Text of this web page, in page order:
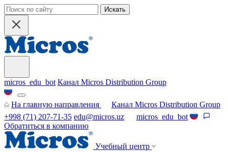
Искать
micros_edu_bot Канал Micros Distribution Group
На главную направления
Канал Micros Distribution Group
+998 (71) 207-71-35 edu@micros.uz
micros_edu_bot
Обратиться в компанию
Учебный центр